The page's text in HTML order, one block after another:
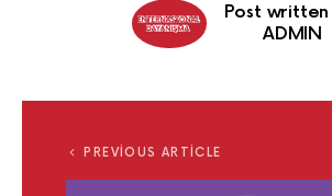
Post
ADMIN
PREVIOUS ARTICLE